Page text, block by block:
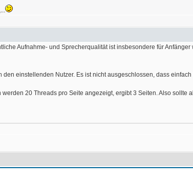
Aufnahme- und Sprecherqualität ist insbesondere für
einstellenden Nutzer. Es ist nicht ausgeschlossen, dass
20 Threads pro Seite angezeigt, ergibt 3 Seiten. Also sollte